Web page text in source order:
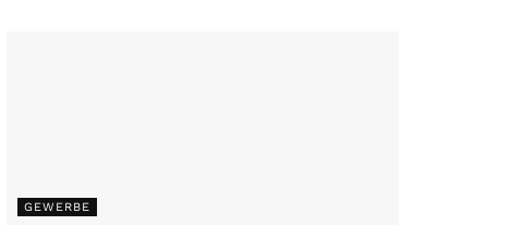
GEWERBE